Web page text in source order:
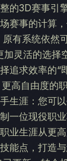
的3D赛事引
赛事的计算
有系统依然
加灵活的选择
追求效率的“
高自由度的
生涯：您可
一位现役职
业生涯从更
能点，打造